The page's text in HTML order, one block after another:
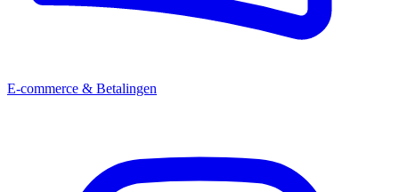
E-commerce & Betalingen